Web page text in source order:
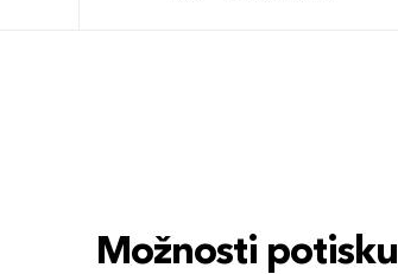
Možnosti potisku